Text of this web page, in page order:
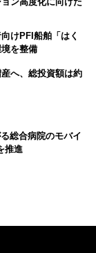
けPFI船舶「はく
を整備
へ、総投資額は約
総合病院のモバイ
推進